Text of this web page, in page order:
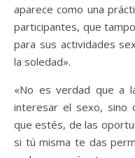
aparece como una
participantes, que
para sus actividades
la soledad».
«No es verdad que a
interesar el sexo, sino
que estés, de las
si tú misma te das